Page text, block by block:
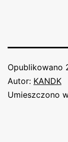
Opublikowano
Autor: KANDK
Umieszczono